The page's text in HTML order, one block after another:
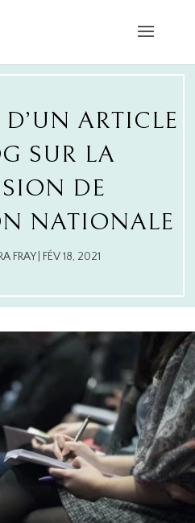
ARTICLE
SUR LA
DE
NATIONALE
FRAY| FÉV 18, 2021